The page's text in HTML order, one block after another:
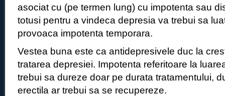
asociat cu (pe termen lung) cu impotenta sau
totusi pentru a vindeca depresia va trebui sa
provoaca impotenta temporara.
Vestea buna este ca antidepresivele duc la
tratarea depresiei. Impotenta referitoare la
trebui sa dureze doar pe durata tratamentului,
erectila ar trebui sa se recupereze.